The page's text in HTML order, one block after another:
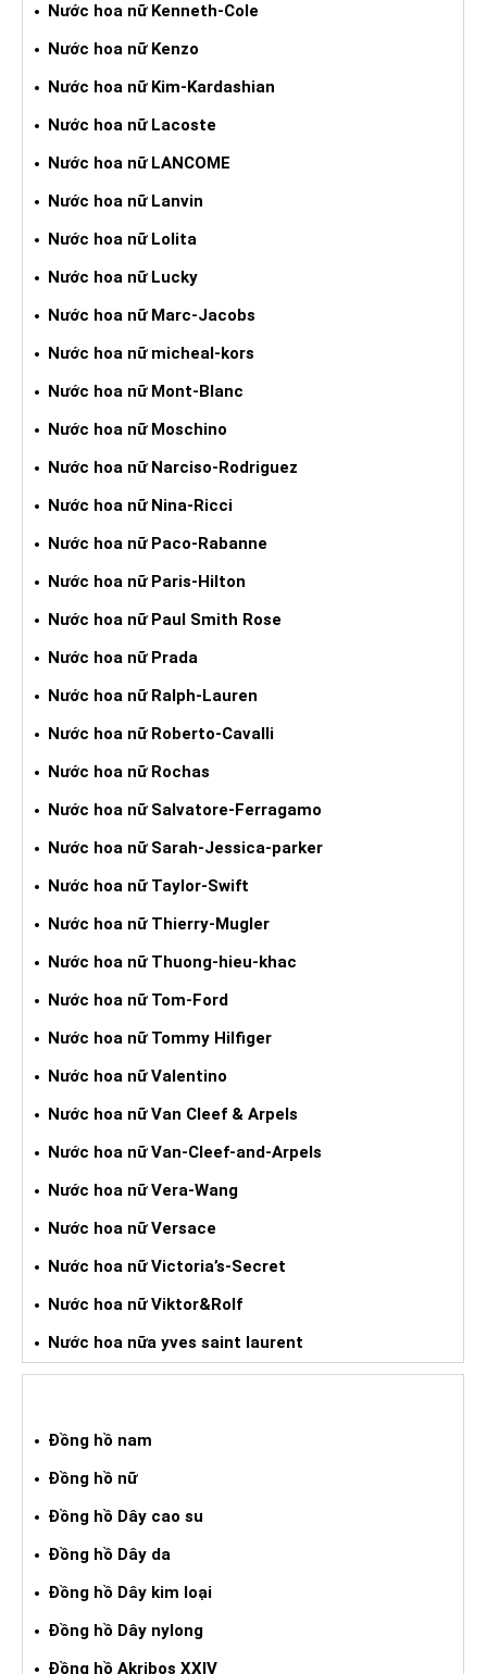
Nước hoa nữ Kenneth-Cole
Nước hoa nữ Kenzo
Nước hoa nữ Kim-Kardashian
Nước hoa nữ Lacoste
Nước hoa nữ LANCOME
Nước hoa nữ Lanvin
Nước hoa nữ Lolita
Nước hoa nữ Lucky
Nước hoa nữ Marc-Jacobs
Nước hoa nữ micheal-kors
Nước hoa nữ Mont-Blanc
Nước hoa nữ Moschino
Nước hoa nữ Narciso-Rodriguez
Nước hoa nữ Nina-Ricci
Nước hoa nữ Paco-Rabanne
Nước hoa nữ Paris-Hilton
Nước hoa nữ Paul Smith Rose
Nước hoa nữ Prada
Nước hoa nữ Ralph-Lauren
Nước hoa nữ Roberto-Cavalli
Nước hoa nữ Rochas
Nước hoa nữ Salvatore-Ferragamo
Nước hoa nữ Sarah-Jessica-parker
Nước hoa nữ Taylor-Swift
Nước hoa nữ Thierry-Mugler
Nước hoa nữ Thuong-hieu-khac
Nước hoa nữ Tom-Ford
Nước hoa nữ Tommy Hilfiger
Nước hoa nữ Valentino
Nước hoa nữ Van Cleef & Arpels
Nước hoa nữ Van-Cleef-and-Arpels
Nước hoa nữ Vera-Wang
Nước hoa nữ Versace
Nước hoa nữ Victoria’s-Secret
Nước hoa nữ Viktor&Rolf
Nước hoa nữa yves saint laurent
Đồng hồ nam
Đồng hồ nữ
Đồng hồ Dây cao su
Đồng hồ Dây da
Đồng hồ Dây kim loại
Đồng hồ Dây nylong
Đồng hồ Akribos XXIV